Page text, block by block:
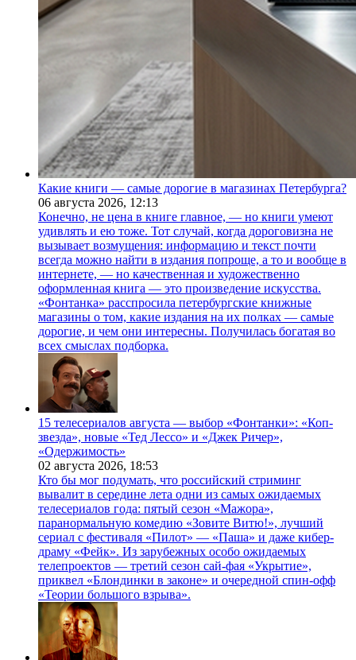
Какие книги — самые дорогие в магазинах Петербурга?
06 августа 2026, 12:13
Конечно, не цена в книге главное, — но книги умеют
удивлять и ею тоже. Тот случай, когда дороговизна не
вызывает возмущения: информацию и текст почти
всегда можно найти в издания попроще, а то и вообще в
интернете, — но качественная и художественно
оформленная книга — это произведение искусства.
«Фонтанка» расспросила петербургские книжные
магазины о том, какие издания на их полках — самые
дорогие, и чем они интересны. Получилась богатая во
всех смыслах подборка.
15 телесериалов августа — выбор «Фонтанки»: «Коп-
звезда», новые «Тед Лессо» и «Джек Ричер»,
«Одержимость»
02 августа 2026, 18:53
Кто бы мог подумать, что российский стриминг
вывалит в середине лета одни из самых ожидаемых
телесериалов года: пятый сезон «Мажора»,
паранормальную комедию «Зовите Витю!», лучший
сериал с фестиваля «Пилот» — «Паша» и даже кибер-
драму «Фейк». Из зарубежных особо ожидаемых
телепроектов — третий сезон сай-фая «Укрытие»,
приквел «Блондинки в законе» и очередной спин-офф
«Теории большого взрыва».